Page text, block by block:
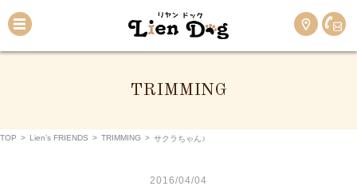
TRIMMING
TOP > Lien’s FRIENDS > TRIMMING > サクラちゃん♪
2016/04/04